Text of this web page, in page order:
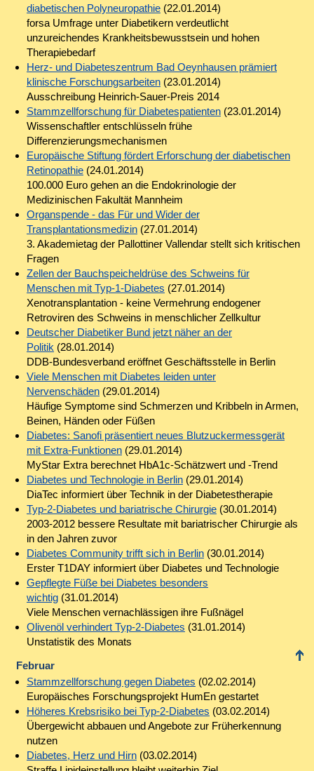
diabetischen Polyneuropathie(22.01.2014)
forsa Umfrage unter Diabetikern verdeutlicht
unzureichendes Krankheitsbewusstsein und hohen
Therapiebedarf
Herz- und Diabeteszentrum Bad Oeynhausen prämiert
klinische Forschungsarbeiten(23.01.2014)
Ausschreibung Heinrich-Sauer-Preis 2014
Stammzellforschung für Diabetespatienten(23.01.2014)
Wissenschaftler entschlüsseln frühe
Differenzierungsmechanismen
Europäische Stiftung fördert Erforschung der diabetischen
Retinopathie(24.01.2014)
100.000 Euro gehen an die Endokrinologie der
Medizinischen Fakultät Mannheim
Organspende - das Für und Wider der
Transplantationsmedizin(27.01.2014)
3. Akademietag der Pallottiner Vallendar stellt sich kritischen
Fragen
Zellen der Bauchspeicheldrüse des Schweins für
Menschen mit Typ-1-Diabetes (27.01.2014)
Xenotransplantation - keine Vermehrung endogener
Retroviren des Schweins in menschlicher Zellkultur
Deutscher Diabetiker Bund jetzt näher an der
Politik (28.01.2014)
DDB-Bundesverband eröffnet Geschäftsstelle in Berlin
Viele Menschen mit Diabetes leiden unter
Nervenschäden(29.01.2014)
Häufige Symptome sind Schmerzen und Kribbeln in Armen,
Beinen, Händen oder Füßen
Diabetes: Sanofi präsentiert neues Blutzuckermessgerät
mit Extra-Funktionen(29.01.2014)
MyStar Extra berechnet HbA1c-Schätzwert und -Trend
Diabetes und Technologie in Berlin(29.01.2014)
DiaTec informiert über Technik in der Diabetestherapie
Typ-2-Diabetes und bariatrische Chirurgie(30.01.2014)
2003-2012 bessere Resultate mit bariatrischer Chirurgie als
in den Jahren zuvor
Diabetes Community trifft sich in Berlin(30.01.2014)
Erster T1DAY informiert über Diabetes und Technologie
Gepflegte Füße bei Diabetes besonders
wichtig(31.01.2014)
Viele Menschen vernachlässigen ihre Fußnägel
Olivenöl verhindert Typ-2-Diabetes (31.01.2014)
Unstatistik des Monats
Februar
Stammzellforschung gegen Diabetes (02.02.2014)
Europäisches Forschungsprojekt HumEn gestartet
Höheres Krebsrisiko bei Typ-2-Diabetes (03.02.2014)
Übergewicht abbauen und Angebote zur Früherkennung
nutzen
Diabetes, Herz und Hirn(03.02.2014)